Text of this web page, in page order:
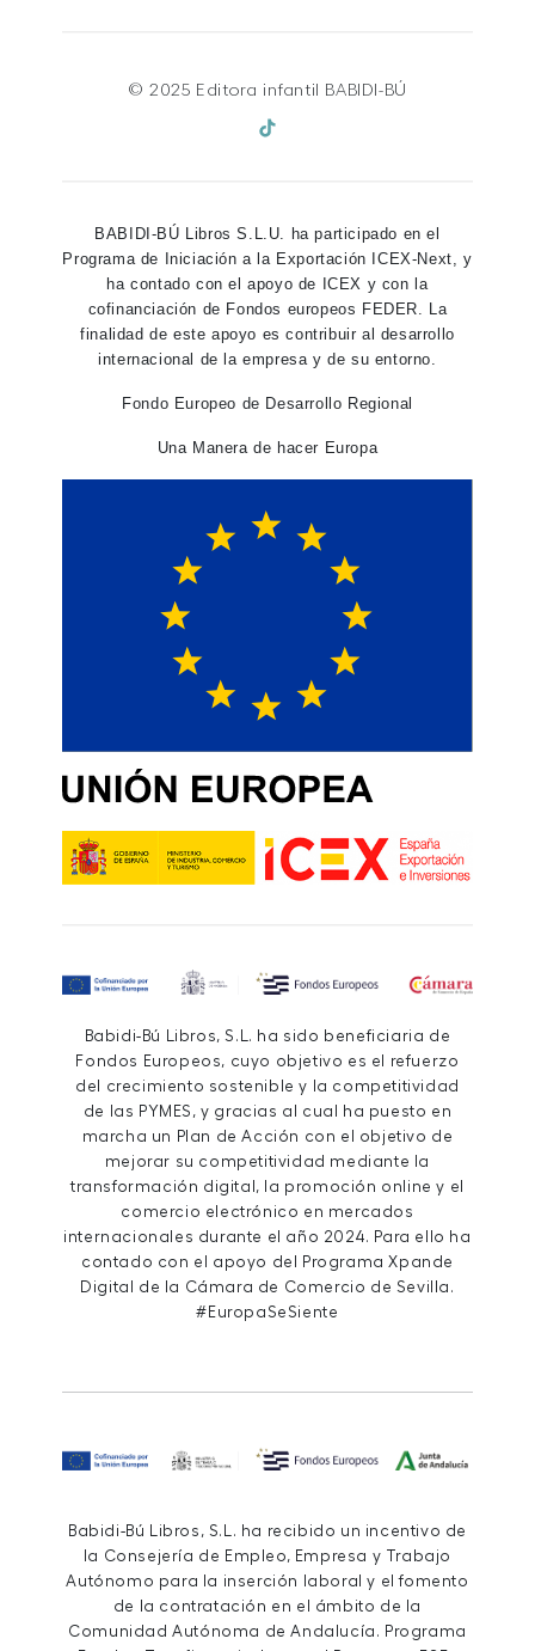
© 2025 Editora infantil BABIDI-BÚ
BABIDI-BÚ Libros S.L.U. ha participado en el
Programa de Iniciación a la Exportación ICEX-Next, y
ha contado con el apoyo de ICEX y con la
cofinanciación de Fondos europeos FEDER. La
finalidad de este apoyo es contribuir al desarrollo
internacional de la empresa y de su entorno.
Fondo Europeo de Desarrollo Regional
Una Manera de hacer Europa
Babidi-Bú Libros, S.L. ha sido beneficiaria de
Fondos Europeos, cuyo objetivo es el refuerzo
del crecimiento sostenible y la competitividad
de las PYMES, y gracias al cual ha puesto en
marcha un Plan de Acción con el objetivo de
mejorar su competitividad mediante la
transformación digital, la promoción online y el
comercio electrónico en mercados
internacionales durante el año 2024. Para ello ha
contado con el apoyo del Programa Xpande
Digital de la Cámara de Comercio de Sevilla.
#EuropaSeSiente
Babidi-Bú Libros, S.L. ha recibido un incentivo de
la Consejería de Empleo, Empresa y Trabajo
Autónomo para la inserción laboral y el fomento
de la contratación en el ámbito de la
Comunidad Autónoma de Andalucía. Programa